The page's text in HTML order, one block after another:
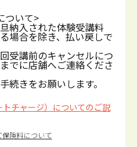
ついて>
納入された体験受講料
場合を除き、払い戻しで
受講前のキャンセルにつ
でに店舗へご連絡くださ
きをお願いします。
チャージ）についてのご説
保険料について